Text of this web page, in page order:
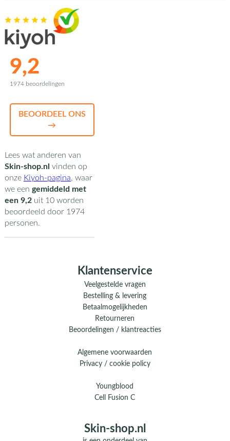
9,2
1974 beoordelingen
BEOORDEEL ONS
→
Lees wat anderen van
Skin-shop.nl vinden op
onze Kiyoh-pagina, waar
we een gemiddeld met
een 9,2uit 10worden
beoordeeld door 1974
personen.
Klantenservice
Veelgestelde vragen
Bestelling & levering
Betaalmogelijkheden
Retourneren
Beoordelingen / klantreacties
Algemene voorwaarden
Privacy / cookie policy
Youngblood
Cell Fusion C
Skin-shop.nl